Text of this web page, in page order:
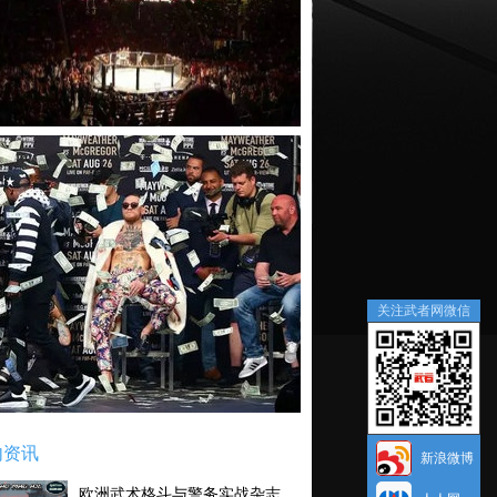
讯
关注武者网微信
新浪微博